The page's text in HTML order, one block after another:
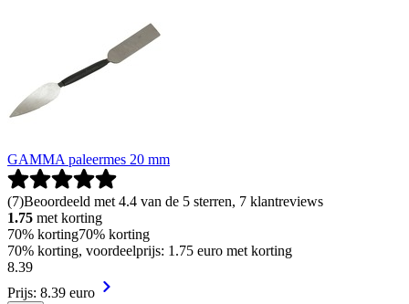
GAMMA paleermes 20 mm
(7)Beoordeeld met 4.4 van de 5 sterren, 7 klantreviews
1.75 met korting
70% korting70% korting
70% korting, voordeelprijs: 1.75 euro met korting
8.39
Prijs: 8.39 euro